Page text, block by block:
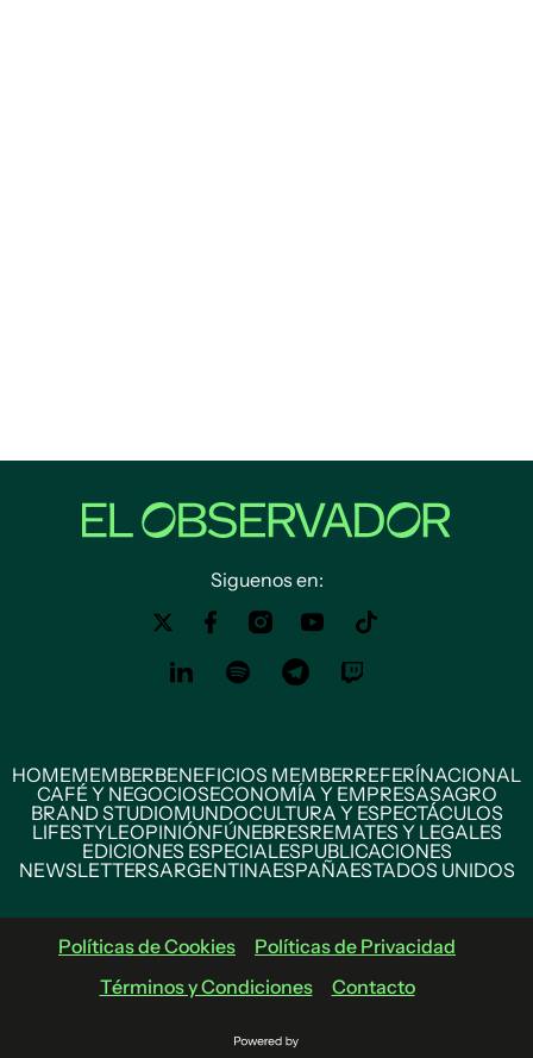
Siguenos en:
HOMEMEMBERBENEFICIOS MEMBERREFERÍNACIONAL
CAFÉ Y NEGOCIOSECONOMÍA Y EMPRESASAGRO
BRAND STUDIOMUNDOCULTURA Y ESPECTÁCULOS
LIFESTYLEOPINIÓNFÚNEBRESREMATES Y LEGALES
EDICIONES ESPECIALESPUBLICACIONES
NEWSLETTERSARGENTINAESPAÑAESTADOS UNIDOS
Políticas de Cookies
Políticas de Privacidad
Términos y Condiciones
Contacto